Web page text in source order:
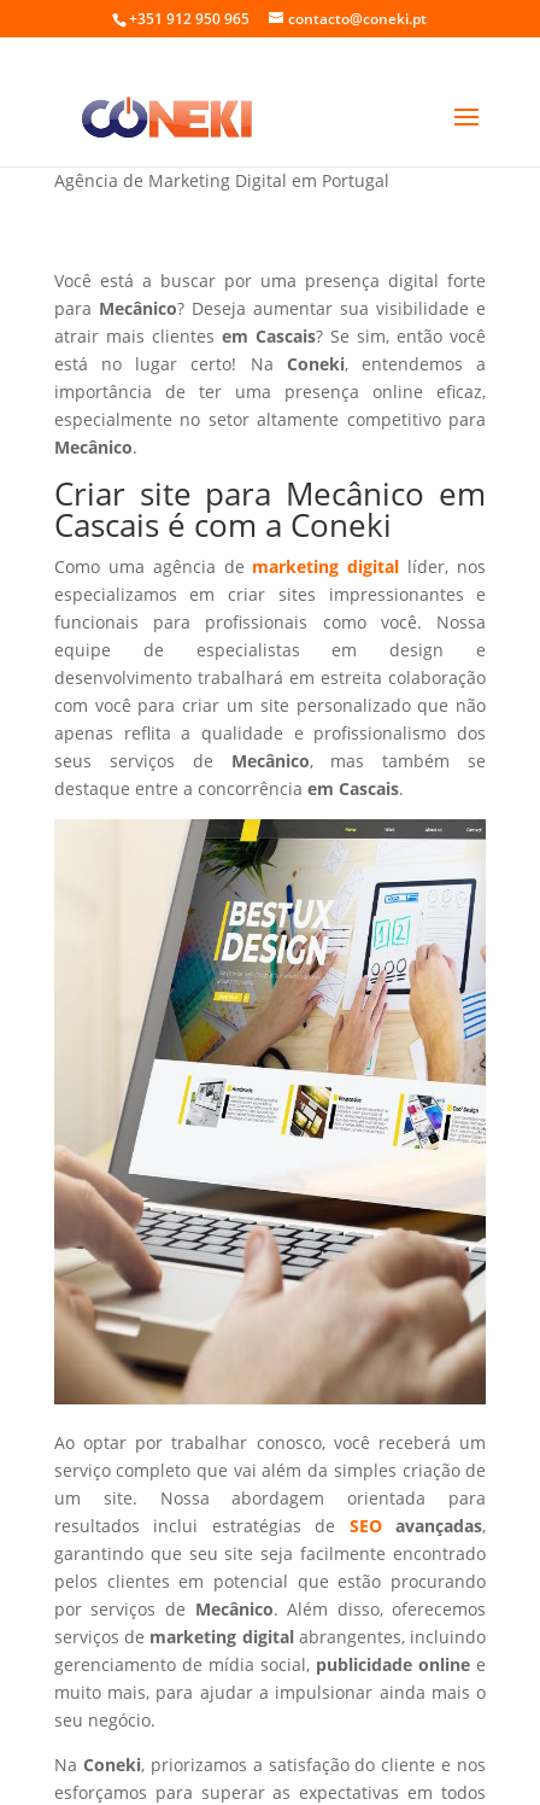
+351 912 950 965 contacto@coneki.pt
Criar site para Mecânico em Cascais
Agência de Marketing Digital em Portugal
Você está a buscar por uma presença digital forte
para Mecânico? Deseja aumentar sua visibilidade e
atrair mais clientes em Cascais? Se sim, então você
está no lugar certo! Na Coneki, entendemos a
importância de ter uma presença online eficaz,
especialmente no setor altamente competitivo para
Mecânico.
Criar site para Mecânico em
Cascais é com a Coneki
Como uma agência de marketing digital líder, nos
especializamos em criar sites impressionantes e
funcionais para profissionais como você. Nossa
equipe de especialistas em design e
desenvolvimento trabalhará em estreita colaboração
com você para criar um site personalizado que não
apenas reflita a qualidade e profissionalismo dos
seus serviços de Mecânico, mas também se
destaque entre a concorrência em Cascais.
Ao optar por trabalhar conosco, você receberá um
serviço completo que vai além da simples criação de
um site. Nossa abordagem orientada para
resultados inclui estratégias de SEOavançadas,
garantindo que seu site seja facilmente encontrado
pelos clientes em potencial que estão procurando
por serviços de Mecânico. Além disso, oferecemos
serviços de marketing digital abrangentes, incluindo
gerenciamento de mídia social, publicidade online e
muito mais, para ajudar a impulsionar ainda mais o
seu negócio.
Na Coneki, priorizamos a satisfação do cliente e nos
esforçamos para superar as expectativas em todos